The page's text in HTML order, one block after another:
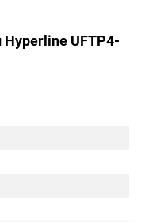
Hyperline UFTP4-